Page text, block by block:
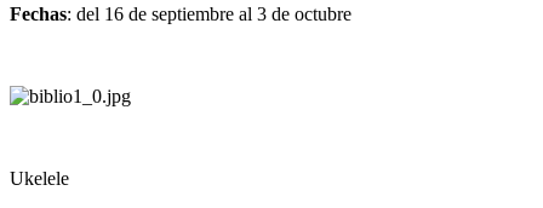
Fechas: del 16 de septiembre al 3 de octubre
Ukelele